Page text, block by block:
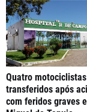
Quatro
transferidos após
com feridos graves